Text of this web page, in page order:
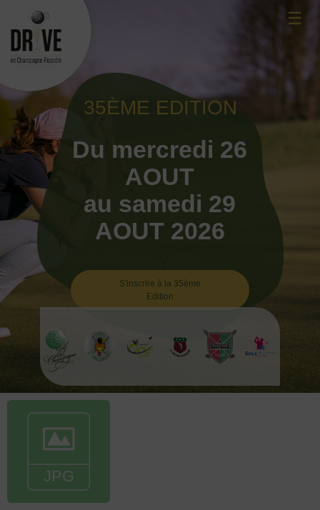
content
☰
35ÈME EDITION
Du mercredi 26
AOUT
au samedi 29
AOUT 2026
S'inscrire à la 35ème
Edition